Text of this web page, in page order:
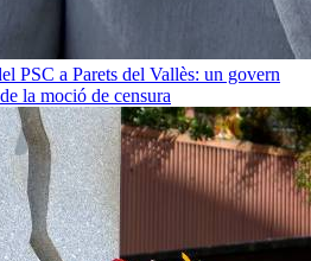
PSC a Parets del Vallès: un govern
la moció de censura